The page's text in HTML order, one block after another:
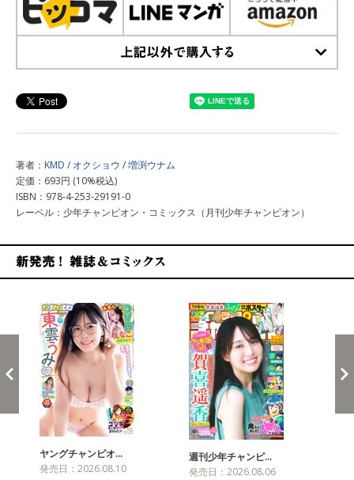
著者： KMD / オクショウ /増渕ウナム
定価：693円 (10%税込)
ISBN：978-4-253-29191-0
レーベル：少年チャンピオン・コミックス（月刊少年チャンピオン）
ヤングチャンピオ…
発売日：2026.08.10
週刊少年チャンピ…
発売日：2026.08.06